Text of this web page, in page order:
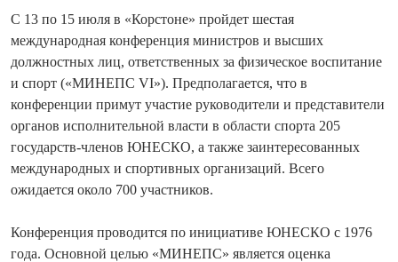
С 13 по 15 июля в «Корстоне» пройдет шестая
международная конференция министров и высших
должностных лиц, ответственных за физическое воспитание
и спорт («МИНЕПС VI»). Предполагается, что в
конференции примут участие руководители и представители
органов исполнительной власти в области спорта 205
государств-членов ЮНЕСКО, а также заинтересованных
международных и спортивных организаций. Всего
ожидается около 700 участников.
Конференция проводится по инициативе ЮНЕСКО с 1976
года. Основной целью «МИНЕПС» является оценка